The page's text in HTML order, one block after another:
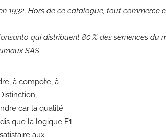
1932. Hors de ce catalogue, tout commerce
qui distribuent 80.% des semences du
SAS
à compote, à
car la qualité
que la logique F1
aux